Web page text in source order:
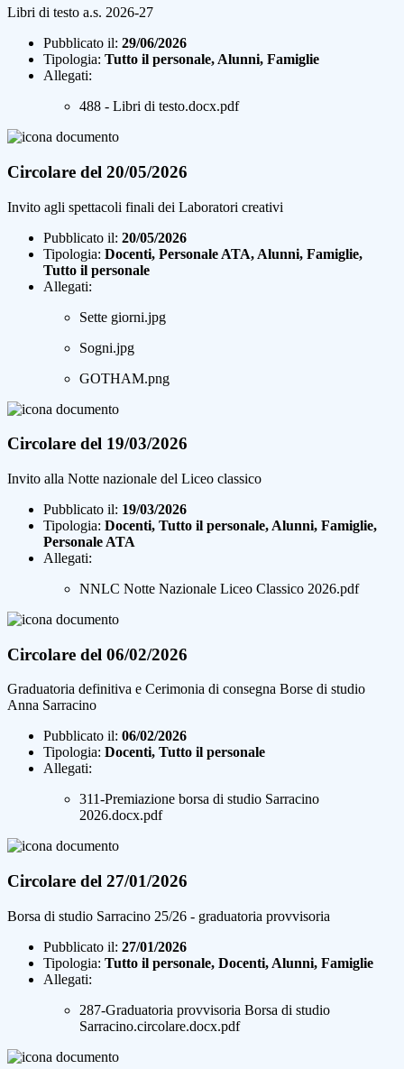
Libri di testo a.s. 2026-27
Pubblicato il: 29/06/2026
Tipologia: Tutto il personale, Alunni, Famiglie
Allegati:
488 - Libri di testo.docx.pdf
Circolare del 20/05/2026
Invito agli spettacoli finali dei Laboratori creativi
Pubblicato il: 20/05/2026
Tipologia: Docenti, Personale ATA, Alunni, Famiglie,
Tutto il personale
Allegati:
Sette giorni.jpg
Sogni.jpg
GOTHAM.png
Circolare del 19/03/2026
Invito alla Notte nazionale del Liceo classico
Pubblicato il: 19/03/2026
Tipologia: Docenti, Tutto il personale, Alunni, Famiglie,
Personale ATA
Allegati:
NNLC Notte Nazionale Liceo Classico 2026.pdf
Circolare del 06/02/2026
Graduatoria definitiva e Cerimonia di consegna Borse di studio
Anna Sarracino
Pubblicato il: 06/02/2026
Tipologia: Docenti, Tutto il personale
Allegati:
311-Premiazione borsa di studio Sarracino
2026.docx.pdf
Circolare del 27/01/2026
Borsa di studio Sarracino 25/26 - graduatoria provvisoria
Pubblicato il: 27/01/2026
Tipologia: Tutto il personale, Docenti, Alunni, Famiglie
Allegati:
287-Graduatoria provvisoria Borsa di studio
Sarracino.circolare.docx.pdf